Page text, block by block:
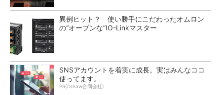
異例ヒット？ 使い勝手にこだわったオムロン
の“オープンな”IO-Linkマスター
SNSアカウントを着実に成長。実はみんなココ
使ってます。
PR(Dreaw合同会社)